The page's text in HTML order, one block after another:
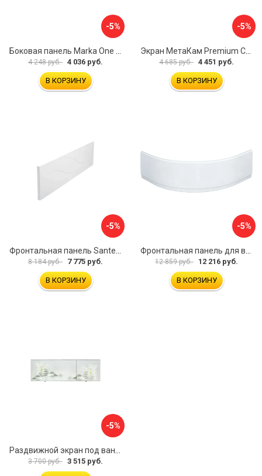
-5%
Боковая панель Marka One Flat 80 MG L 02бфл80мгл
4 248 руб. 4 036 руб.
В КОРЗИНУ
-5%
Экран МетаКам Premium Collection 4650208860133
4 685 руб. 4 451 руб.
В КОРЗИНУ
-5%
8 184 руб. 7 775 руб.
В КОРЗИНУ
-5%
12 859 руб. 12 216 руб.
В КОРЗИНУ
-5%
3 700 руб. 3 515 руб.